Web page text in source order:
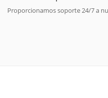
Proporcionamos soporte 24/7 a